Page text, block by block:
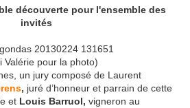
découverte pour l'ensemble des
invités
Valérie pour la photo)
un jury composé de Laurent
, juré d’honneur et parrain de cette
et Louis Barruol, vigneron au